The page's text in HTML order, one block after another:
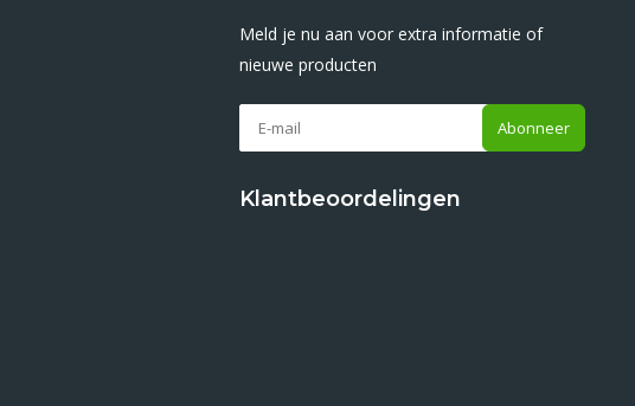
Meld je nu aan voor extra informatie of
nieuwe producten
Abonneer
Klantbeoordelingen